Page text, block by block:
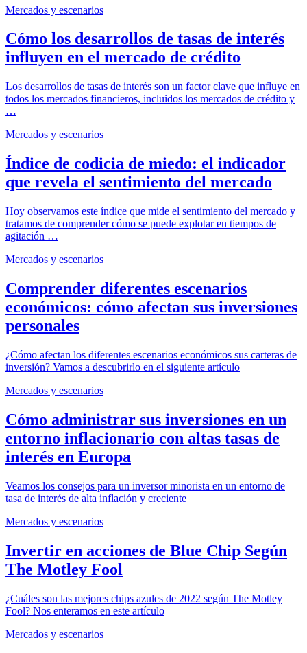
Mercados y escenarios
Cómo los desarrollos de tasas de interés
influyen en el mercado de crédito
Los desarrollos de tasas de interés son un factor clave que influye en
todos los mercados financieros, incluidos los mercados de crédito y
…
Mercados y escenarios
Índice de codicia de miedo: el indicador
que revela el sentimiento del mercado
Hoy observamos este índice que mide el sentimiento del mercado y
tratamos de comprender cómo se puede explotar en tiempos de
agitación …
Mercados y escenarios
Comprender diferentes escenarios
económicos: cómo afectan sus inversiones
personales
¿Cómo afectan los diferentes escenarios económicos sus carteras de
inversión? Vamos a descubrirlo en el siguiente artículo
Mercados y escenarios
Cómo administrar sus inversiones en un
entorno inflacionario con altas tasas de
interés en Europa
Veamos los consejos para un inversor minorista en un entorno de
tasa de interés de alta inflación y creciente
Mercados y escenarios
Invertir en acciones de Blue Chip Según
The Motley Fool
¿Cuáles son las mejores chips azules de 2022 según The Motley
Fool? Nos enteramos en este artículo
Mercados y escenarios